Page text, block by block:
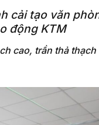
cải tạo văn
động KTM
cao, trần thả thạch